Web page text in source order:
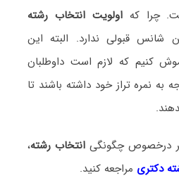
چرا کهاولویت انتخاب رشته
شانس قبولی ندارد. البته این
کنیم که لازم است داوطلبان
به نمره تراز خود داشته باشند تا
درخصوص چگونگی انتخاب رشته،
دکتری مراجعه کنید.